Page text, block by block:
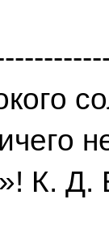
К. Д.